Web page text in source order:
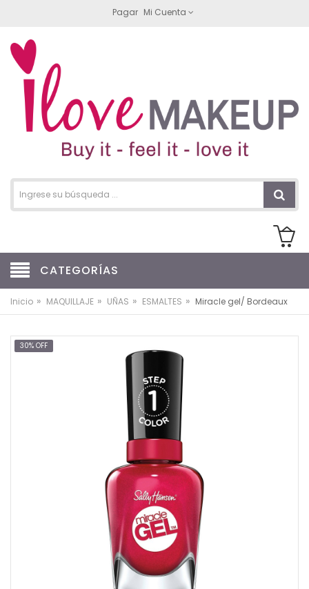
Pagar Mi Cuenta
CATEGORÍAS
Inicio » MAQUILLAJE » UÑAS » ESMALTES » Miracle gel/ Bordeaux
30% OFF